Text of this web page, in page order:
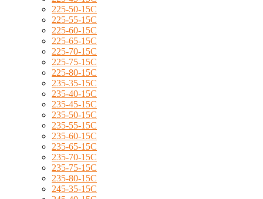
225-50-15C
225-55-15C
225-60-15C
225-65-15C
225-70-15C
225-75-15C
225-80-15C
235-35-15C
235-40-15C
235-45-15C
235-50-15C
235-55-15C
235-60-15C
235-65-15C
235-70-15C
235-75-15C
235-80-15C
245-35-15C